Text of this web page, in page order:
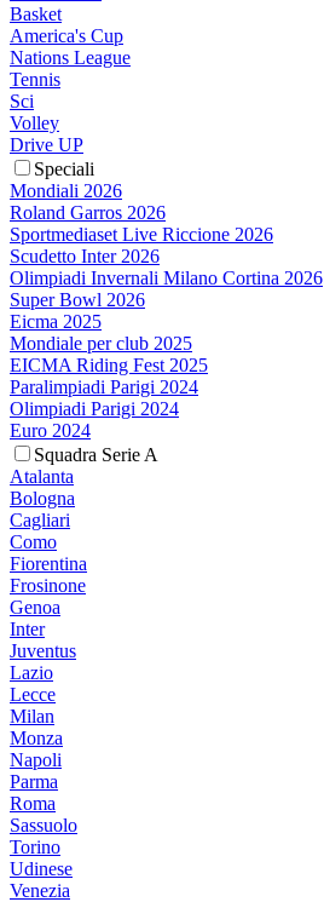
Basket
America's Cup
Nations League
Tennis
Sci
Volley
Drive UP
Speciali
Mondiali 2026
Roland Garros 2026
Sportmediaset Live Riccione 2026
Scudetto Inter 2026
Olimpiadi Invernali Milano Cortina 2026
Super Bowl 2026
Eicma 2025
Mondiale per club 2025
EICMA Riding Fest 2025
Paralimpiadi Parigi 2024
Olimpiadi Parigi 2024
Euro 2024
Squadra Serie A
Atalanta
Bologna
Cagliari
Como
Fiorentina
Frosinone
Genoa
Inter
Juventus
Lazio
Lecce
Milan
Monza
Napoli
Parma
Roma
Sassuolo
Torino
Udinese
Venezia